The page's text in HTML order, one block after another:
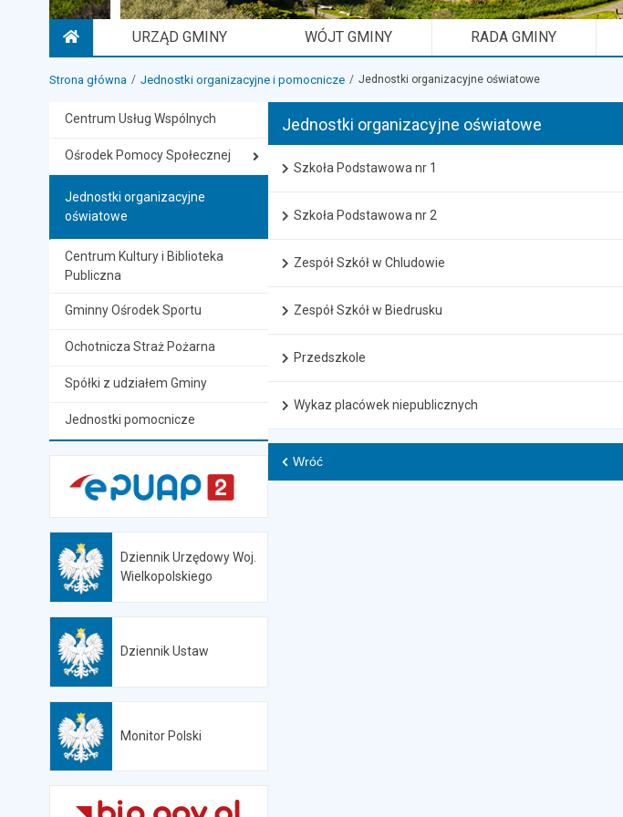
URZĄD GMINY WÓJT GMINY RADA GMINY
Strona główna Jednostki organizacyjne i pomocnicze Jednostki organizacyjne oświatowe
Centrum Usług Wspólnych
Ośrodek Pomocy Społecznej
Jednostki organizacyjne
oświatowe
Centrum Kultury i Biblioteka
Publiczna
Gminny Ośrodek Sportu
Ochotnicza Straż Pożarna
Spółki z udziałem Gminy
Jednostki pomocnicze
Dziennik Urzędowy Woj.
Wielkopolskiego
Dziennik Ustaw
Monitor Polski
Jednostki organizacyjne oświatowe
Szkoła Podstawowa nr 1
Szkoła Podstawowa nr 2
Zespół Szkół w Chludowie
Zespół Szkół w Biedrusku
Przedszkole
Wykaz placówek niepublicznych
Wróć